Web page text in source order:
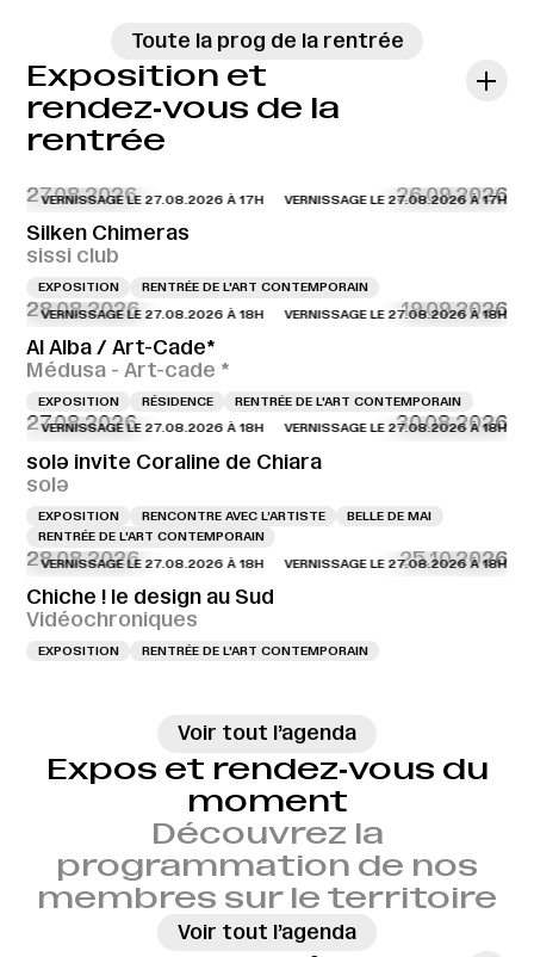
Toute la prog de la rentrée
Exposition et
rendez‑vous de la
rentrée
27.08.2026 26.09.2026
VERNISSAGE LE 27.08.2026 À 17H VERNISSAGE LE 27.08.2026 À 17H
Silken Chimeras
sissi club
EXPOSITION RENTRÉE DE L'ART CONTEMPORAIN
28.08.2026 19.09.2026
VERNISSAGE LE 27.08.2026 À 18H VERNISSAGE LE 27.08.2026 À 18H
Al Alba / Art-Cade*
Médusa - Art-cade *
EXPOSITION RÉSIDENCE RENTRÉE DE L'ART CONTEMPORAIN
27.08.2026 30.08.2026
VERNISSAGE LE 27.08.2026 À 18H VERNISSAGE LE 27.08.2026 À 18H
solə invite Coraline de Chiara
solə
EXPOSITION RENCONTRE AVEC L’ARTISTE
BELLE DE MAI
RENTRÉE DE L'ART CONTEMPORAIN
28.08.2026 25.10.2026
VERNISSAGE LE 27.08.2026 À 18H VERNISSAGE LE 27.08.2026 À 18H
Chiche ! le design au Sud
Vidéochroniques
EXPOSITION RENTRÉE DE L'ART CONTEMPORAIN
Voir tout l’agenda
Expos et rendez‑vous du
moment
Découvrez la
programmation de nos
membres sur le territoire
Voir tout l’agenda